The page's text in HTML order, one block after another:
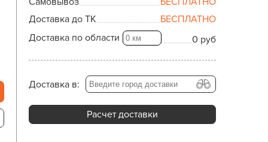
Доставка до ТК
БЕСПЛАТНО
Доставка по области
0 руб
Доставка в:
Расчет доставки